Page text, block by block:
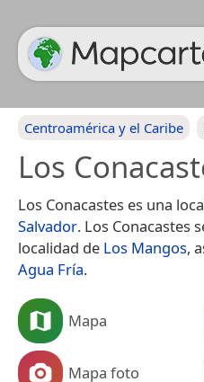
Centroamérica y el Caribe
Los
Los Conacastes es una
Salvador. Los Conacastes
localidad de Los Mangos,
Agua Fría.
Mapa
Mapa foto